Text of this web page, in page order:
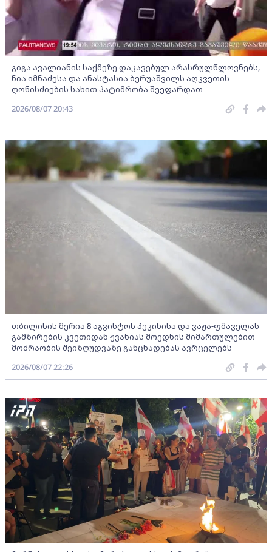
გიგა ავალიანის საქმეზე დაკავებულ არასრულწლოვნებს,
ნია იმნაძესა და ანასტასია ბერუაშვილს აღკვეთის
ღონისძიების სახით პატიმრობა შეეფარდათ
2026/08/07 20:43
თბილისის მერია 8 აგვისტოს პეკინისა და ვაჟა-ფშაველას
გამზირების კვეთიდან ჟვანიას მოედნის მიმართულებით
მოძრაობის შეიზღუდვაზე განცხადებას ავრცელებს
2026/08/07 22:26